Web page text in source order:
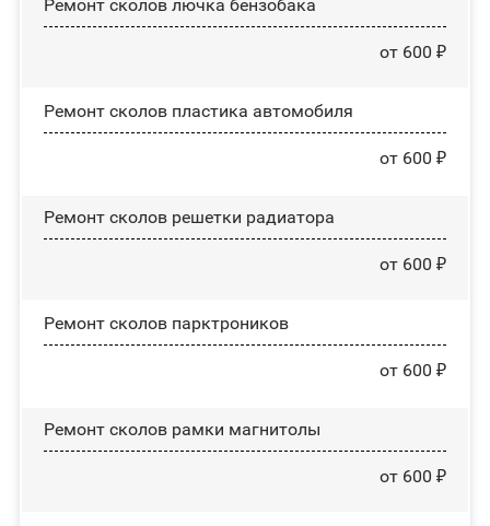
Ремонт сколов лючка бензобака
от 600 ₽
Ремонт сколов пластика автомобиля
от 600 ₽
Ремонт сколов решетки радиатора
от 600 ₽
Ремонт сколов парктроников
от 600 ₽
Ремонт сколов рамки магнитолы
от 600 ₽